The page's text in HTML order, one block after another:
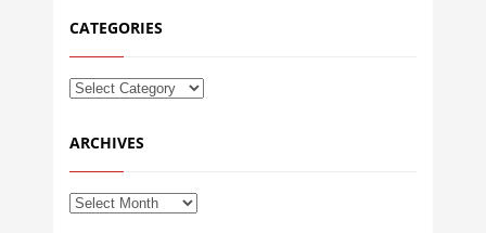
CATEGORIES
ARCHIVES